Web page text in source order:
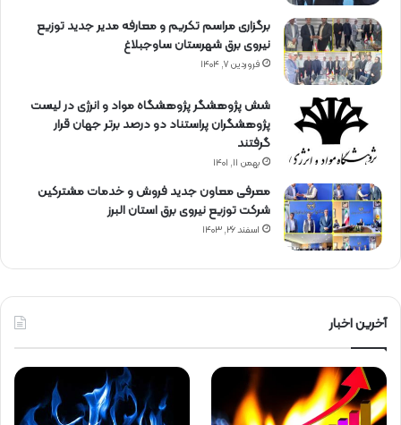
برگزاری مراسم تكریم و معارفه مدیر جدید توزیع
نیروی برق شهرستان ساوجبلاغ
فروردین ۷, ۱۴۰۴
شش پژوهشگر پژوهشگاه مواد و انرژی در لیست
پژوهشگران پراستناد دو درصد برتر جهان قرار
گرفتند
بهمن ۱۱, ۱۴۰۱
معرفی معاون جدید فروش و خدمات مشتركین
شركت توزیع نیروی برق استان البرز
اسفند ۲۶, ۱۴۰۳
آخرین اخبار